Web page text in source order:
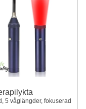
5 våglängder, fokuserad